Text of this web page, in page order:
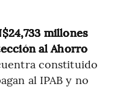
millones
al Ahorro
constituido
al IPAB y no